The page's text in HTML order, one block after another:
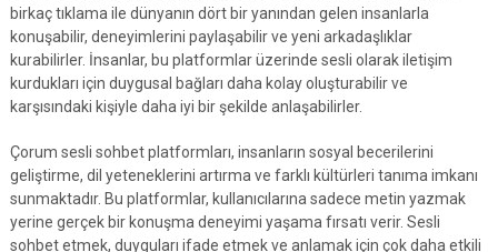
birkaç tıklama ile dünyanın dört bir yanından gelen insanlarla
konuşabilir, deneyimlerini paylaşabilir ve yeni arkadaşlıklar
kurabilirler. İnsanlar, bu platformlar üzerinde sesli olarak iletişim
kurdukları için duygusal bağları daha kolay oluşturabilir ve
karşısındaki kişiyle daha iyi bir şekilde anlaşabilirler.
Çorum sesli sohbet platformları, insanların sosyal becerilerini
geliştirme, dil yeteneklerini artırma ve farklı kültürleri tanıma imkanı
sunmaktadır. Bu platformlar, kullanıcılarına sadece metin yazmak
yerine gerçek bir konuşma deneyimi yaşama fırsatı verir. Sesli
sohbet etmek, duyguları ifade etmek ve anlamak için çok daha etkili